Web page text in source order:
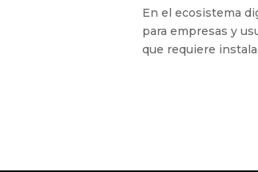
En el ecosistema
para empresas y
que requiere